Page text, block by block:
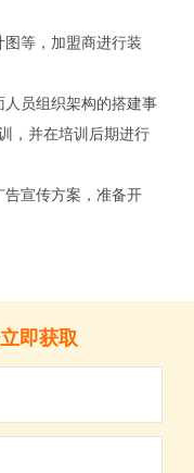
关
等，加盟商进行装
员组织架构的搭建事
，并在培训后期进行
宣传方案，准备开
即获取